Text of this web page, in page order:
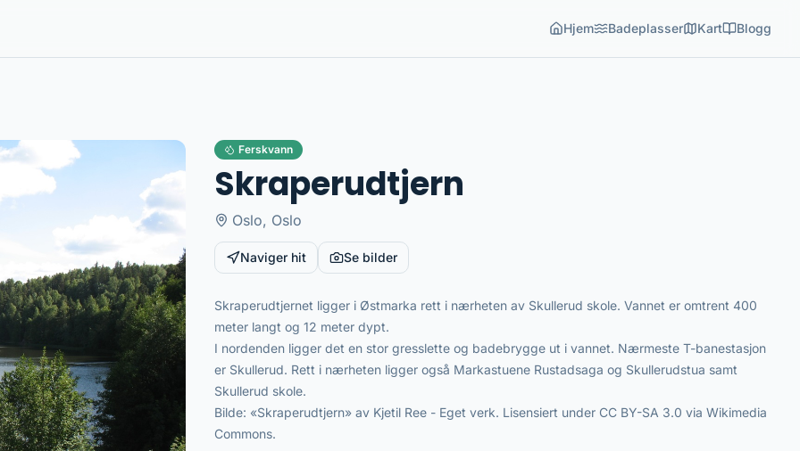
Hjem Badeplasser Kart Blogg
Ferskvann
Skraperudtjern
Oslo, Oslo
Naviger hit Se bilder
Skraperudtjernet ligger i Østmarka rett i nærheten av Skullerud skole. Vannet er omtrent 400
meter langt og 12 meter dypt.
I nordenden ligger det en stor gresslette og badebrygge ut i vannet. Nærmeste T-banestasjon
er Skullerud. Rett i nærheten ligger også Markastuene Rustadsaga og Skullerudstua samt
Skullerud skole.
Bilde: «Skraperudtjern» av Kjetil Ree - Eget verk. Lisensiert under CC BY-SA 3.0 via Wikimedia
Commons.